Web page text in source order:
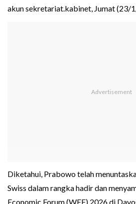
akun sekretariat.kabinet, Jumat (23/
Diketahui, Prabowo telah
Swiss dalam rangka hadir dan
Economic Forum (WEF) 2026 di